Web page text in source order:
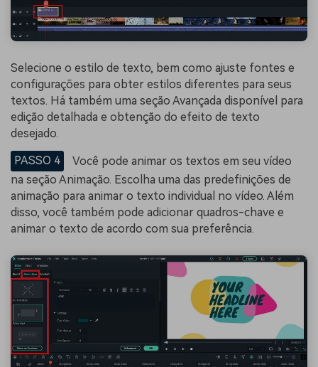
Selecione o estilo de texto, bem como ajuste fontes e
configurações para obter estilos diferentes para seus
textos. Há também uma seção Avançada disponível para
edição detalhada e obtenção do efeito de texto
desejado.
PASSO 4
Você pode animar os textos em seu vídeo
na seção Animação. Escolha uma das predefinições de
animação para animar o texto individual no vídeo. Além
disso, você também pode adicionar quadros-chave e
animar o texto de acordo com sua preferência.